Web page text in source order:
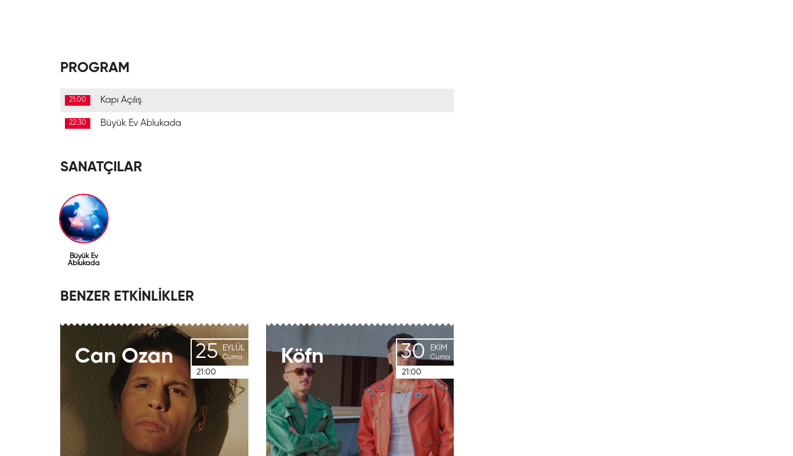
PROGRAM
21:00 Kapı Açılış
22:30 Büyük Ev Ablukada
SANATÇILAR
Büyük Ev
Ablukada
BENZER ETKİNLİKLER
CanOzan 25 EYLÜL
Cuma
21:00
Köfn 30 EKIM
Cuma
21:00